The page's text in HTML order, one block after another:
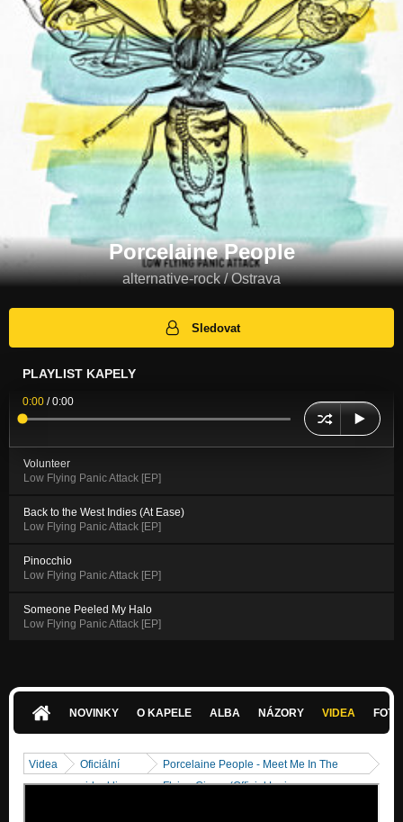
Porcelaine People
alternative-rock / Ostrava
Sledovat
PLAYLIST KAPELY
0:00 /0:00
Volunteer
Low Flying Panic Attack [EP]
Back to the West Indies (At Ease)
Low Flying Panic Attack [EP]
Pinocchio
Low Flying Panic Attack [EP]
Someone Peeled My Halo
Low Flying Panic Attack [EP]
NOVINKY O KAPELE ALBA NÁZORY VIDEA
Videa
Oficiální
videoklipy
Porcelaine People - Meet Me In The
Flying Circus (Official Lyric